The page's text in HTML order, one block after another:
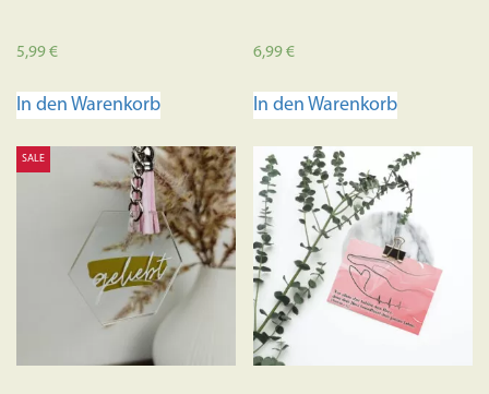
5,99€
In den Warenkorb
6,99€
In den Warenkorb
SALE